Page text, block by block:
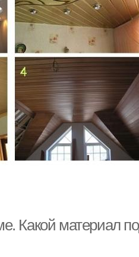
Какой материал